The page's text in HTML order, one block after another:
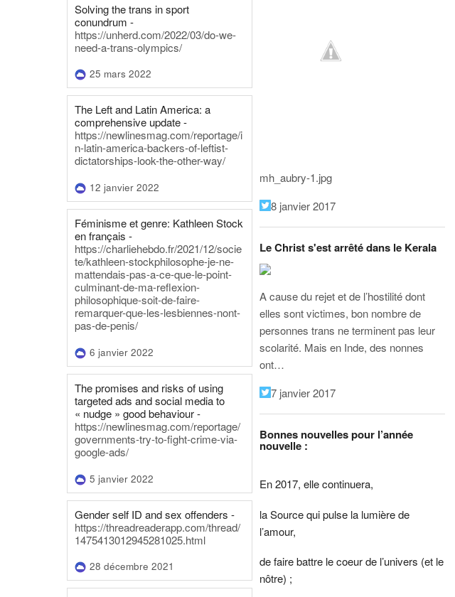
Solving the trans in sport
conundrum -
https://unherd.com/2022/03/do-we-
need-a-trans-olympics/
25 mars 2022
The Left and Latin America: a
comprehensive update -
https://newlinesmag.com/reportage/i
n-latin-america-backers-of-leftist-
dictatorships-look-the-other-way/
12 janvier 2022
Féminisme et genre: Kathleen Stock
en français -
https://charliehebdo.fr/2021/12/socie
te/kathleen-stockphilosophe-je-ne-
mattendais-pas-a-ce-que-le-point-
culminant-de-ma-reflexion-
philosophique-soit-de-faire-
remarquer-que-les-lesbiennes-nont-
pas-de-penis/
6 janvier 2022
The promises and risks of using
targeted ads and social media to
« nudge » good behaviour -
https://newlinesmag.com/reportage/
governments-try-to-fight-crime-via-
google-ads/
5 janvier 2022
Gender self ID and sex offenders -
https://threadreaderapp.com/thread/
1475413012945281025.html
28 décembre 2021
mh_aubry-1.jpg
8 janvier 2017
Le Christ s'est arrêté dans le Kerala
A cause du rejet et de l’hostilité dont
elles sont victimes, bon nombre de
personnes trans ne terminent pas leur
scolarité. Mais en Inde, des nonnes
ont…
7 janvier 2017
Bonnes nouvelles pour l’année
nouvelle :
En 2017, elle continuera,
la Source qui pulse la lumière de
l’amour,
de faire battre le coeur de l’univers (et le
nôtre) ;